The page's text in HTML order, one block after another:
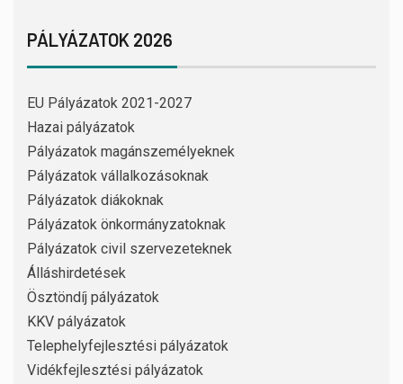
PÁLYÁZATOK 2026
EU Pályázatok 2021-2027
Hazai pályázatok
Pályázatok magánszemélyeknek
Pályázatok vállalkozásoknak
Pályázatok diákoknak
Pályázatok önkormányzatoknak
Pályázatok civil szervezeteknek
Álláshirdetések
Ösztöndíj pályázatok
KKV pályázatok
Telephelyfejlesztési pályázatok
Vidékfejlesztési pályázatok